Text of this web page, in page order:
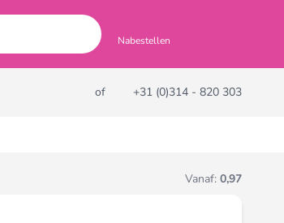
Nabestellen
of +31 (0)314 - 820 303
Vanaf: 0,97